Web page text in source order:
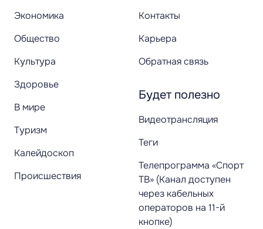
Экономика
Общество
Культура
Здоровье
В мире
Туризм
Калейдоскоп
Происшествия
Контакты
Карьера
Обратная связь
Будет полезно
Видеотрансляция
Теги
Телепрограмма «Спорт
ТВ» (Канал доступен
через кабельных
операторов на 11-й
кнопке)